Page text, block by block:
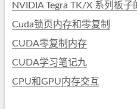
NVIDIA Tegra TK/X 系列板子
Cuda锁页内存和零复制
CUDA零复制内存
CUDA学习笔记九
CPU和GPU内存交互